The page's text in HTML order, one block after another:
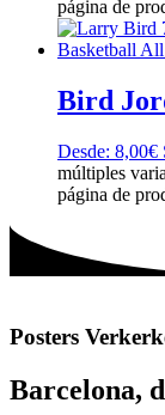
página de
Bird
Desde: 8,00€
múltiples
página de
Posters
Barcelona,